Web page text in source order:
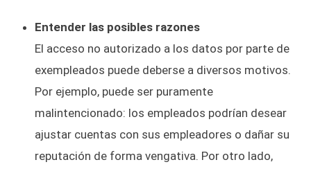
Entender las posibles razones
El acceso no autorizado a los datos por parte de
exempleados puede deberse a diversos motivos.
Por ejemplo, puede ser puramente
malintencionado: los empleados podrían desear
ajustar cuentas con sus empleadores o dañar su
reputación de forma vengativa. Por otro lado,